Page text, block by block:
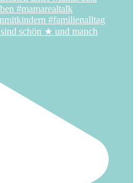
schön ★ und manch